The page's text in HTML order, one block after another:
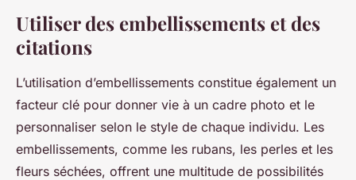
Utiliser des embellissements et des
citations
L’utilisation d’embellissements constitue également un
facteur clé pour donner vie à un cadre photo et le
personnaliser selon le style de chaque individu. Les
embellissements, comme les rubans, les perles et les
fleurs séchées, offrent une multitude de possibilités